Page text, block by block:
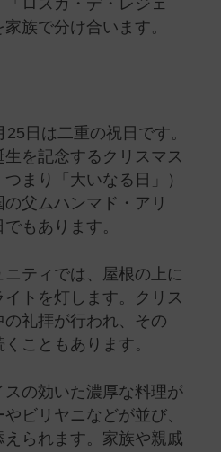
族で分け合います。
日は二重の祝日です。
を記念するクリスマス
まり「大いなる日」）
父ムハンマド・アリ
もあります。
ティでは、屋根の上に
トを灯します。クリス
礼拝が行われ、その
こともあります。
の効いた濃厚な料理が
ビリヤニなどが並び、
られます。家族や親戚